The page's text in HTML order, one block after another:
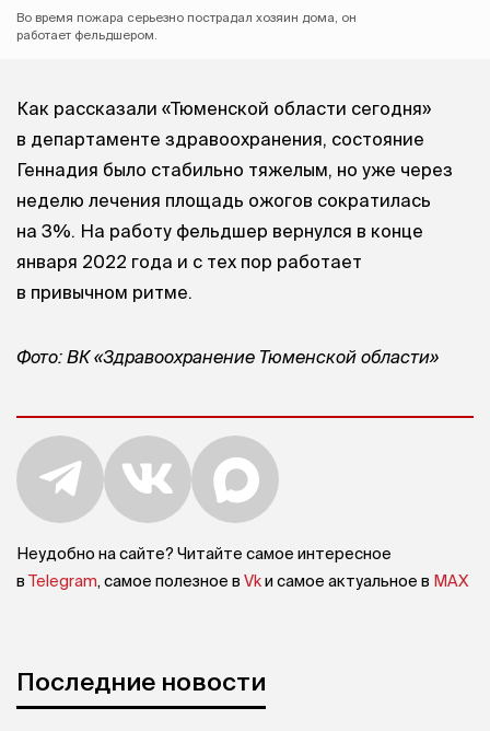
Во время пожара серьезно пострадал хозяин дома, он
работает фельдшером.
Как рассказали «Тюменской области сегодня»
в департаменте здравоохранения, состояние
Геннадия было стабильно тяжелым, но уже через
неделю лечения площадь ожогов сократилась
на 3%. На работу фельдшер вернулся в конце
января 2022 года и с тех пор работает
в привычном ритме.
Фото: ВК «Здравоохранение Тюменской области»
Неудобно на сайте? Читайте самое интересное
в Telegram, самое полезное в Vkи самое актуальное в MAX
Последние новости